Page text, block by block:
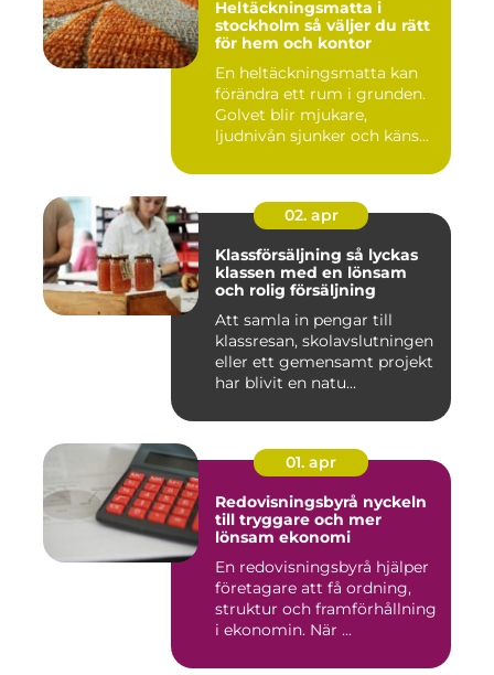
Heltäckningsmatta i
stockholm så väljer du rätt
för hem och kontor
En heltäckningsmatta kan
förändra ett rum i grunden.
Golvet blir mjukare,
ljudnivån sjunker och käns...
02. apr
Klassförsäljning så lyckas
klassen med en lönsam
och rolig försäljning
Att samla in pengar till
klassresan, skolavslutningen
eller ett gemensamt projekt
har blivit en natu...
01. apr
Redovisningsbyrå nyckeln
till tryggare och mer
lönsam ekonomi
En redovisningsbyrå hjälper
företagare att få ordning,
struktur och framförhållning
i ekonomin. När ...